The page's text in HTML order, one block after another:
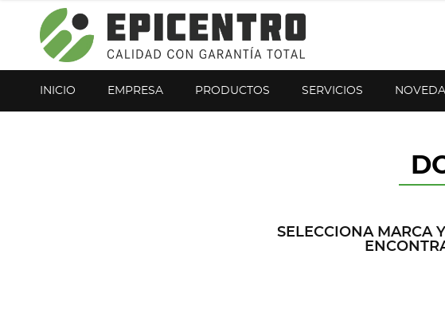
¿Olvidó su contraseña?
INICIO EMPRESA PRODUCTOS SERVICIOS
SELECCIONA MARCA